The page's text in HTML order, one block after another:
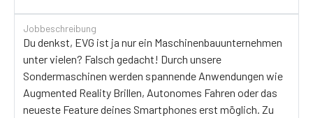
Jobbeschreibung
Du denkst, EVG ist ja nur ein Maschinenbauunternehmen
unter vielen? Falsch gedacht! Durch unsere
Sondermaschinen werden spannende Anwendungen wie
Augmented Reality Brillen, Autonomes Fahren oder das
neueste Feature deines Smartphones erst möglich. Zu